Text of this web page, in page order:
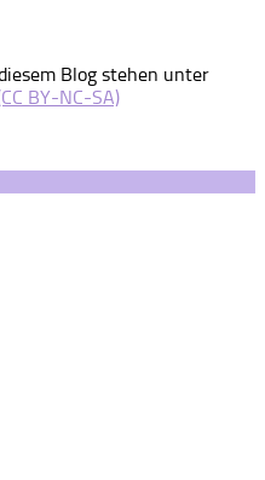
Blog stehen unter
BY-NC-SA)